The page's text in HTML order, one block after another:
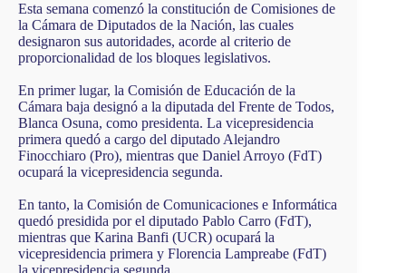
Esta semana comenzó la constitución de Comisiones de
la Cámara de Diputados de la Nación, las cuales
designaron sus autoridades, acorde al criterio de
proporcionalidad de los bloques legislativos.
En primer lugar, la Comisión de Educación de la
Cámara baja designó a la diputada del Frente de Todos,
Blanca Osuna, como presidenta. La vicepresidencia
primera quedó a cargo del diputado Alejandro
Finocchiaro (Pro), mientras que Daniel Arroyo (FdT)
ocupará la vicepresidencia segunda.
En tanto, la Comisión de Comunicaciones e Informática
quedó presidida por el diputado Pablo Carro (FdT),
mientras que Karina Banfi (UCR) ocupará la
vicepresidencia primera y Florencia Lampreabe (FdT)
la vicepresidencia segunda.